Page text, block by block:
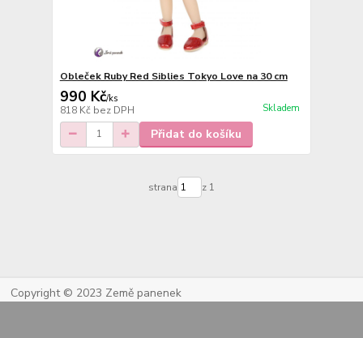
Obleček Ruby Red Siblies Tokyo Love na 30 cm
990 Kč/ks
818 Kč bez DPH Skladem
Přidat do košíku
strana z 1
Copyright © 2023 Země panenek